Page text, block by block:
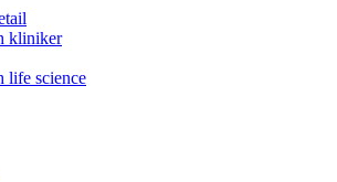
kliniker
life science